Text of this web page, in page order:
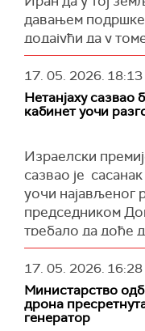
Пакистан може
преговора”.
(Танјуг)
давањем подршке
додајући да у
Током састанка
унутрашњих
Пезешкијан је
доживели
сваку
Техерана”,
Како је истакао,
Ирански
Пакистану, Ираку
нису дозволили
Ирана са њихове
(Танјуг/Фарс)
17. 05. 2026. 18:13
Нетанјаху сазвао
кабинет уочи
Израелски
сазвао је
уочи најављеног
председником
требало да дође
"Наше очи су
рекао је
који је одржан у
Јерусалиму,
17. 05. 2026. 16:28
Министарство
дрона
генератор